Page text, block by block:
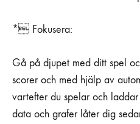
* Fokusera:
Gå på djupet med ditt spel
scorer och med hjälp av
vartefter du spelar och
data och grafer låter dig